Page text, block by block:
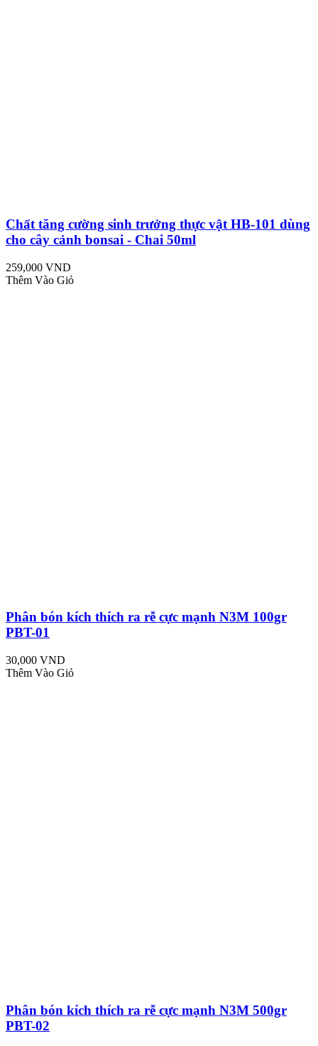
Chất tăng cường sinh trưởng thực vật HB-101 dùng
cho cây cảnh bonsai - Chai 50ml
259,000 VND
Thêm Vào Giỏ
Phân bón kích thích ra rễ cực mạnh N3M 100gr
PBT-01
30,000 VND
Thêm Vào Giỏ
Phân bón kích thích ra rễ cực mạnh N3M 500gr
PBT-02